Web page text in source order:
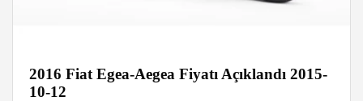
2016 Fiat Egea-Aegea Fiyatı Açıklandı 2015-
10-12